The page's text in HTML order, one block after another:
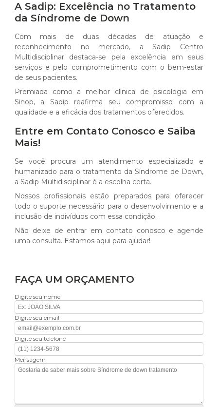
A Sadip: Excelência no Tratamento
da Síndrome de Down
Com mais de duas décadas de atuação e
reconhecimento no mercado, a Sadip Centro
Multidisciplinar destaca-se pela excelência em seus
serviços e pelo comprometimento com o bem-estar
de seus pacientes.
Premiada como a melhor clínica de psicologia em
Sinop, a Sadip reafirma seu compromisso com a
qualidade e a eficácia dos tratamentos oferecidos.
Entre em Contato Conosco e Saiba
Mais!
Se você procura um atendimento especializado e
humanizado para o tratamento da Síndrome de Down,
a Sadip Multidisciplinar é a escolha certa.
Nossos profissionais estão preparados para oferecer
todo o suporte necessário para o desenvolvimento e a
inclusão de indivíduos com essa condição.
Não deixe de entrar em contato conosco e agende
uma consulta. Estamos aqui para ajudar!
FAÇA UM ORÇAMENTO
Digite seu nome
Digite seu email
Digite seu telefone
Mensagem